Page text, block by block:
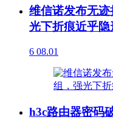
维信诺发布无
光下折痕近乎隐
6 08.01
h3c路由器密码